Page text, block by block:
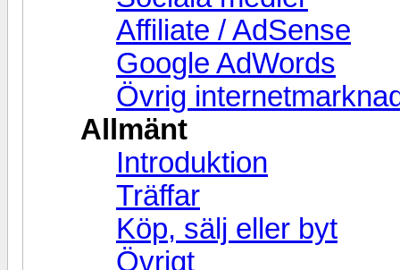
Affiliate / AdSense
Google AdWords
Övrig
Allmänt
Introduktion
Träffar
Köp, sälj eller byt
Övrigt